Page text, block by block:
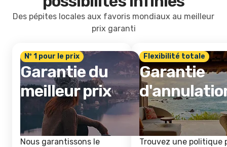
Des pépites locales aux favoris mondiaux au meilleur
prix garanti
Nº 1 pour le prix
Garantie du
meilleur prix
Nous garantissons le
Flexibilité totale
Garantie
Trouvez une politique